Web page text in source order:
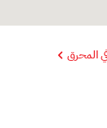
المحرق